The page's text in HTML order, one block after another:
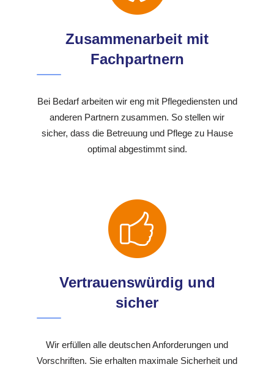
Zusammenarbeit mit
Fachpartnern
Bei Bedarf arbeiten wir eng mit Pflegediensten und
anderen Partnern zusammen. So stellen wir
sicher, dass die Betreuung und Pflege zu Hause
optimal abgestimmt sind.
Vertrauenswürdig und
sicher
Wir erfüllen alle deutschen Anforderungen und
Vorschriften. Sie erhalten maximale Sicherheit und